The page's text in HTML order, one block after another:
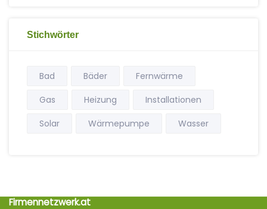
Stichwörter
Bad Bäder
Fernwärme
Gas
Heizung
Installationen
Solar
Wärmepumpe Wasser
Firmennetzwerk.at